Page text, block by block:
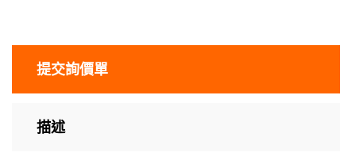
提交詢價單
描述